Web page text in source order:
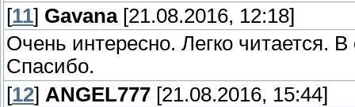
[11] Gavana[21.08.2016, 12:18]
Очень интересно. Легко читается.
Спасибо.
[12] ANGEL777 [21.08.2016, 15:44]